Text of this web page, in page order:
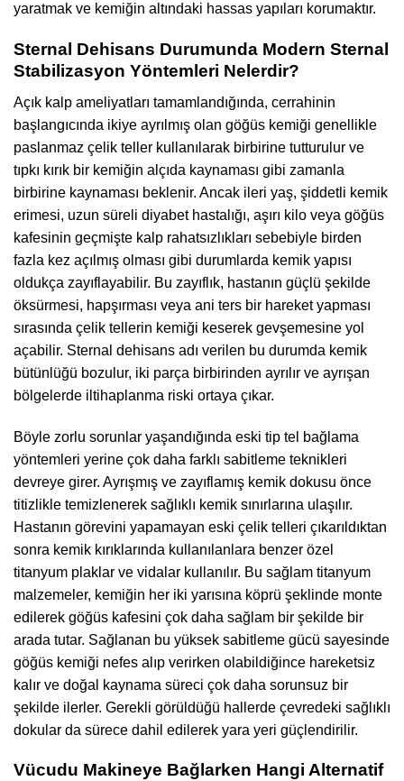
yaratmak ve kemiğin altındaki hassas yapıları korumaktır.
Sternal Dehisans Durumunda Modern Sternal
Stabilizasyon Yöntemleri Nelerdir?
Açık kalp ameliyatları tamamlandığında, cerrahinin
başlangıcında ikiye ayrılmış olan göğüs kemiği genellikle
paslanmaz çelik teller kullanılarak birbirine tutturulur ve
tıpkı kırık bir kemiğin alçıda kaynaması gibi zamanla
birbirine kaynaması beklenir. Ancak ileri yaş, şiddetli kemik
erimesi, uzun süreli diyabet hastalığı, aşırı kilo veya göğüs
kafesinin geçmişte kalp rahatsızlıkları sebebiyle birden
fazla kez açılmış olması gibi durumlarda kemik yapısı
oldukça zayıflayabilir. Bu zayıflık, hastanın güçlü şekilde
öksürmesi, hapşırması veya ani ters bir hareket yapması
sırasında çelik tellerin kemiği keserek gevşemesine yol
açabilir. Sternal dehisans adı verilen bu durumda kemik
bütünlüğü bozulur, iki parça birbirinden ayrılır ve ayrışan
bölgelerde iltihaplanma riski ortaya çıkar.
Böyle zorlu sorunlar yaşandığında eski tip tel bağlama
yöntemleri yerine çok daha farklı sabitleme teknikleri
devreye girer. Ayrışmış ve zayıflamış kemik dokusu önce
titizlikle temizlenerek sağlıklı kemik sınırlarına ulaşılır.
Hastanın görevini yapamayan eski çelik telleri çıkarıldıktan
sonra kemik kırıklarında kullanılanlara benzer özel
titanyum plaklar ve vidalar kullanılır. Bu sağlam titanyum
malzemeler, kemiğin her iki yarısına köprü şeklinde monte
edilerek göğüs kafesini çok daha sağlam bir şekilde bir
arada tutar. Sağlanan bu yüksek sabitleme gücü sayesinde
göğüs kemiği nefes alıp verirken olabildiğince hareketsiz
kalır ve doğal kaynama süreci çok daha sorunsuz bir
şekilde ilerler. Gerekli görüldüğü hallerde çevredeki sağlıklı
dokular da sürece dahil edilerek yara yeri güçlendirilir.
Vücudu Makineye Bağlarken Hangi Alternatif